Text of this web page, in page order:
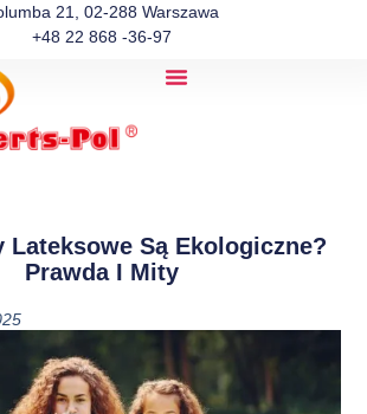
21, 02-288 Warszawa
+48 22 868 -36-97
Lateksowe Są Ekologiczne?
Prawda I Mity